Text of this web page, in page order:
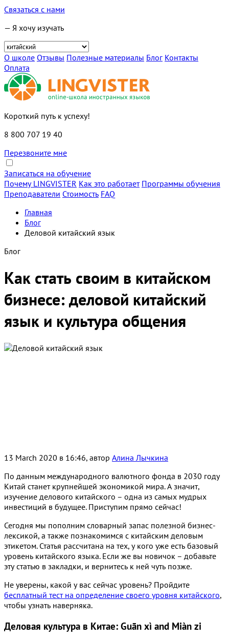
Связаться с нами
— Я хочу изучать
О школе Отзывы Полезные материалы Блог Контакты
Оплата
Короткий путь к успеху!
8 800 707 19 40
Перезвоните мне
Записаться на обучение
Почему LINGVISTER Как это работает Программы обучения
Преподаватели Стоимость FAQ
Главная
Блог
Деловой китайский язык
Блог
Как стать своим в китайском
бизнесе: деловой китайский
язык и культура общения
13 March 2020 в 16:46, автор Алина Лычкина
По данным международного валютного фонда в 2030 году
Китай станет крупнейшей экономикой мира. А значит,
изучение делового китайского – одна из самых мудрых
инвестиций в будущее. Приступим прямо сейчас!
Сегодня мы пополним словарный запас полезной бизнес-
лексикой, а также познакомимся с китайским деловым
этикетом. Статья рассчитана на тех, у кого уже есть базовый
уровень китайского языка. Если же вы новичок – добавьте
эту статью в закладки, и вернитесь к ней чуть позже.
Не уверены, какой у вас сейчас уровень? Пройдите
бесплатный тест на определение своего уровня китайского,
чтобы узнать наверняка.
Деловая культура в Китае: Guān xì and Miàn zi